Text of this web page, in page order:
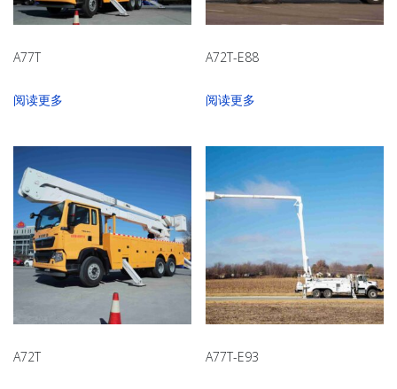
A77T
阅读更多
A72T-E88
阅读更多
A72T A77T-E93